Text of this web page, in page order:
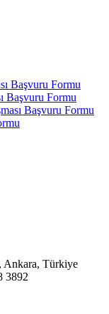
Başvuru Formu
Başvuru Formu
Başvuru Formu
Ankara, Türkiye
3892